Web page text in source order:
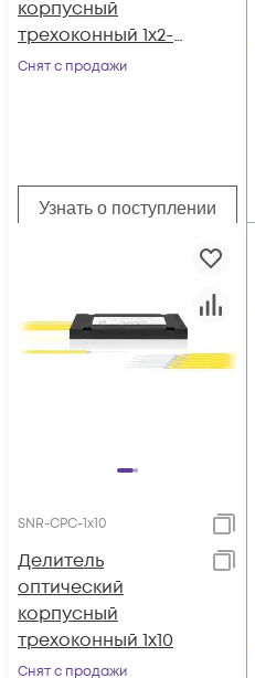
корпусный
трехоконный 1х2-
30/70
Снят с продажи
Узнать о поступлении
SNR-CPC-1x10
Делитель
оптический
корпусный
трехоконный 1х10
Снят с продажи